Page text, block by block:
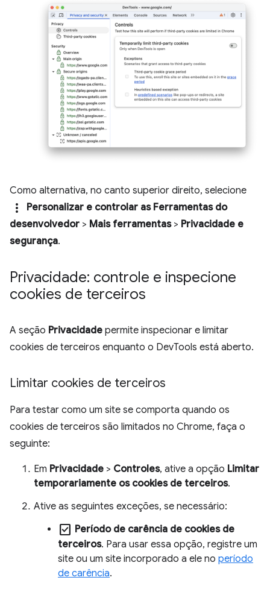
Como alternativa, no canto superior direito, selecione
more_vert
Personalizar e controlar as Ferramentas do
desenvolvedor > Mais ferramentas> Privacidade e
segurança.
Privacidade: controle e inspecione
cookies de terceiros
A seção Privacidade permite inspecionar e limitar
cookies de terceiros enquanto o DevTools está aberto.
Limitar cookies de terceiros
Para testar como um site se comporta quando os
cookies de terceiros são limitados no Chrome, faça o
seguinte:
Em Privacidade > Controles, ative a opção Limitar
temporariamente os cookies de terceiros.
Ative as seguintes exceções, se necessário:
check_box Período de carência de cookies de
terceiros. Para usar essa opção, registre um
site ou um site incorporado a ele no período
de carência.